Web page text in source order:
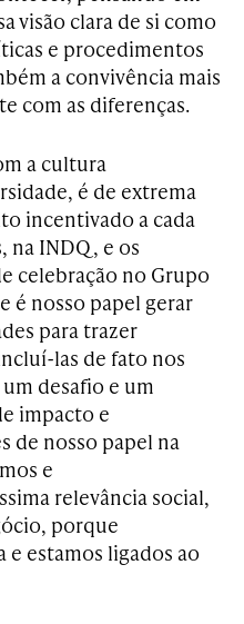
visão clara de si como
e procedimentos
a convivência mais
com as diferenças.
a cultura
é de extrema
incentivado a cada
na INDQ, e os
celebração no Grupo
é nosso papel gerar
para trazer
las de fato nos
desafio e um
impacto e
de nosso papel na
e
relevância social,
porque
estamos ligados ao